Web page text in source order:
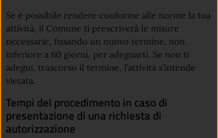
Se è possibile rendere conforme alle norme la tua
attività, il Comune ti prescriverà le misure
necessarie, fissando un nuovo termine, non
inferiore a 60 giorni, per adeguarti. Se non ti
adegui, trascorso il termine, l’attività s’intende
vietata.
Tempi del procedimento in caso di
presentazione di una richiesta di
autorizzazione